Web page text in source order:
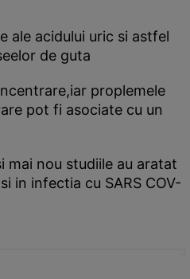
ale acidului uric si astfel
de guta
proplemele
pot fi asociate cu un
mai nou studiile au aratat
in infectia cu SARS COV-